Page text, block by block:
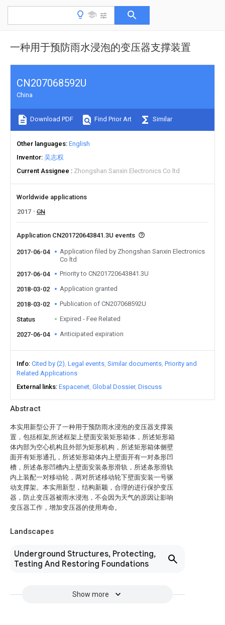
一种用于预防雨水浸泡的变压器支撑装置
Abstract
本实用新型公开了一种用于预防雨水浸泡的变压器支撑装
置，包括框架,所述框架上壁面安装矩形箱体，所述矩形箱
体内部为空心机构且外部为矩形机构，所述矩形箱体侧壁
面开有矩形通孔，所述矩形箱体内上壁面开有一对条形凹
槽，所述条形凹槽内上壁面安装条形滑轨，所述条形滑轨
内上装配一对移动轮，两对所述移动轮下壁面安装一号驱
动支撑架。本实用新型，结构新颖，合理的进行保护变压
器，防止变压器被雨水浸泡，不会因为天气的原因让影响
变压器工作，增加变压器的使用寿命。
Landscapes
Underground Structures, Protecting,
Testing And Restoring Foundations
Show more
CN207068592U
China
Download PDF Find Prior Art Similar
Other languages English
Inventor 吴志权
Current Assignee
Zhongshan Sanxin Electronics Co ltd
Worldwide applications
2017
CN
Application CN201720643841.3U events
2017-06-04
Application filed by Zhongshan Sanxin Electronics
Co ltd
2017-06-04
Priority to CN201720643841.3U
2018-03-02 Application granted
2018-03-02 Publication of CN207068592U
Status Expired - Fee Related
2027-06-04 Anticipated expiration
Info Cited by (2) Legal events Similar documents Priority and
Related Applications
External links Espacenet Global Dossier Discuss